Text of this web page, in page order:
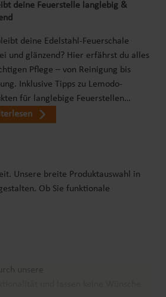
deine Feuerstelle langlebig &
deine Edelstahl-Feuerschale
und glänzend? Hier erfährst du alles
Pflege – von Reinigung bis
Inklusive Tipps zu Lemodo-
für langlebige Feuerstellen…
Unsere breite Produktauswahl in
Ob Sie funktionale
unsere
und lassen keine Wünsche